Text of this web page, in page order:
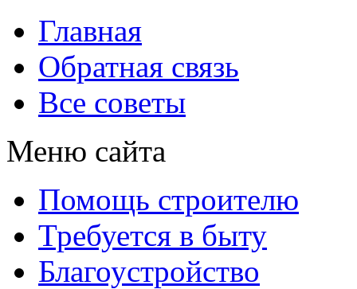
Главная
Обратная связь
Все советы
Меню сайта
Помощь строителю
Требуется в быту
Благоустройство